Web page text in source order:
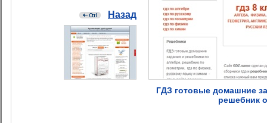
Назад
ГДЗ готовые домашние
решебник